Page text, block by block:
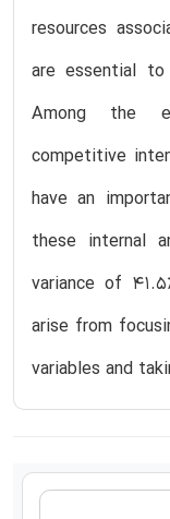
resources
are essential to
Among the
competitive
have an
these internal
variance of
arise from
variables and